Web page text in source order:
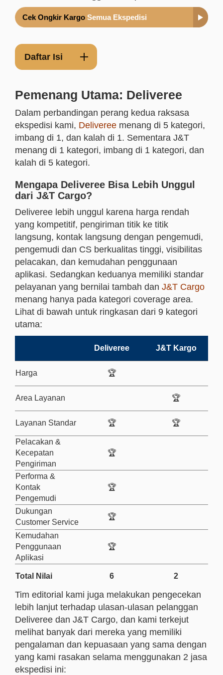
Cek Ongkir Kargo Semua Ekspedisi
Daftar Isi
Pemenang Utama: Deliveree
Dalam perbandingan perang kedua raksasa
ekspedisi kami, Deliveree menang di 5 kategori,
imbang di 1, dan kalah di 1. Sementara J&T
menang di 1 kategori, imbang di 1 kategori, dan
kalah di 5 kategori.
Mengapa Deliveree Bisa Lebih Unggul
dari J&T Cargo?
Deliveree lebih unggul karena harga rendah
yang kompetitif, pengiriman titik ke titik
langsung, kontak langsung dengan pengemudi,
pengemudi dan CS berkualitas tinggi, visibilitas
pelacakan, dan kemudahan penggunaan
aplikasi. Sedangkan keduanya memiliki standar
pelayanan yang bernilai tambah dan J&T Cargo
menang hanya pada kategori coverage area.
Lihat di bawah untuk ringkasan dari 9 kategori
utama:
Deliveree J&T Kargo
Harga 🏆
Area Layanan 🏆
Layanan Standar 🏆 🏆
Pelacakan &
Kecepatan
Pengiriman
🏆
Performa &
Kontak
Pengemudi
🏆
Dukungan
Customer Service
🏆
Kemudahan
Penggunaan
Aplikasi
🏆
Total Nilai 6 2
Tim editorial kami juga melakukan pengecekan
lebih lanjut terhadap ulasan-ulasan pelanggan
Deliveree dan J&T Cargo, dan kami terkejut
melihat banyak dari mereka yang memiliki
pengalaman dan kepuasaan yang sama dengan
yang kami rasakan selama menggunakan 2 jasa
ekspedisi ini: